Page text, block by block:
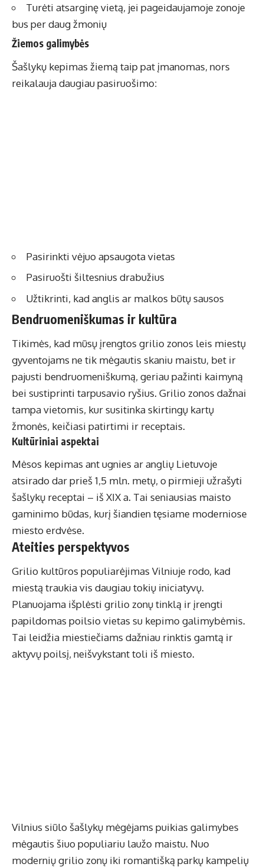
Turėti atsarginę vietą, jei pageidaujamoje zonoje
bus per daug žmonių
Žiemos galimybės
Šašlykų kepimas žiemą taip pat įmanomas, nors
reikalauja daugiau pasiruošimo:
Pasirinkti vėjuo apsaugota vietas
Pasiruošti šiltesnius drabužius
Užtikrinti, kad anglis ar malkos būtų sausos
Bendruomeniškumas ir kultūra
Tikimės, kad mūsų įrengtos grilio zonos leis miestų
gyventojams ne tik mėgautis skaniu maistu, bet ir
pajusti bendruomeniškumą, geriau pažinti kaimyną
bei sustiprinti tarpusavio ryšius. Grilio zonos dažnai
tampa vietomis, kur susitinka skirtingų kartų
žmonės, keičiasi patirtimi ir receptais.
Kultūriniai aspektai
Mėsos kepimas ant ugnies ar anglių Lietuvoje
atsirado dar prieš 1,5 mln. metų, o pirmieji užrašyti
šašlykų receptai – iš XIX a. Tai seniausias maisto
gaminimo būdas, kurį šiandien tęsiame moderniose
miesto erdvėse.
Ateities perspektyvos
Grilio kultūros populiarėjimas Vilniuje rodo, kad
miestą traukia vis daugiau tokių iniciatyvų.
Planuojama išplėsti grilio zonų tinklą ir įrengti
papildomas poilsio vietas su kepimo galimybėmis.
Tai leidžia miestiečiams dažniau rinktis gamtą ir
aktyvų poilsį, neišvykstant toli iš miesto.
Vilnius siūlo šašlykų mėgėjams puikias galimybes
mėgautis šiuo populiariu laužo maistu. Nuo
modernių grilio zonų iki romantišką parkų kampelių